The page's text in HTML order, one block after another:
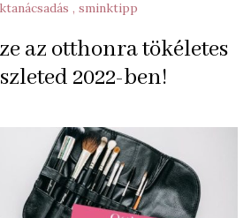
sminktipp
az otthonra tökéletes
2022-ben!